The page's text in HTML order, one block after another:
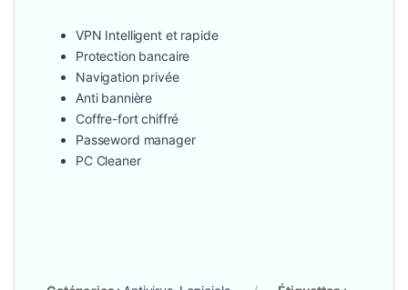
VPN Intelligent et rapide
Protection bancaire
Navigation privée
Anti bannière
Coffre-fort chiffré
Passeword manager
PC Cleaner